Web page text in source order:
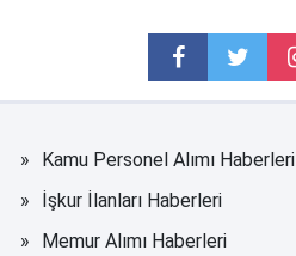
Kamu Personel Alımı Haberleri
İşkur İlanları Haberleri
Memur Alımı Haberleri